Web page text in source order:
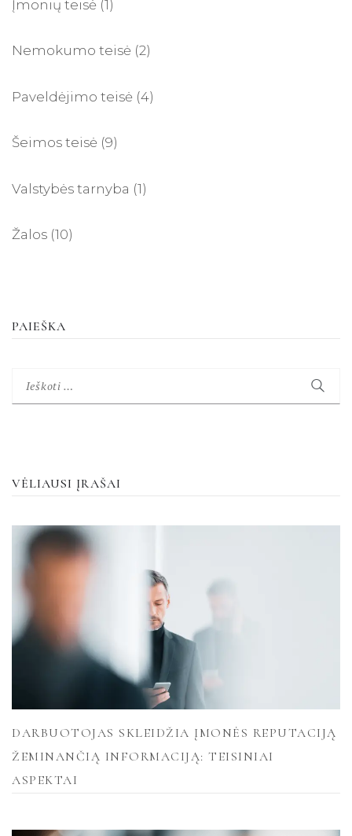
Įmonių teisė (1)
Nemokumo teisė (2)
Paveldėjimo teisė (4)
Šeimos teisė (9)
Valstybės tarnyba (1)
Žalos (10)
PAIEŠKA
Ieškoti:
VĖLIAUSI ĮRAŠAI
DARBUOTOJAS SKLEIDŽIA ĮMONĖS REPUTACIJĄ
ŽEMINANČIĄ INFORMACIJĄ: TEISINIAI
ASPEKTAI